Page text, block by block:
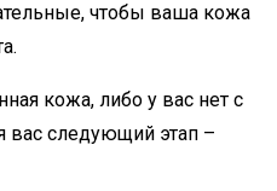
чтобы ваша кожа
кожа, либо у вас нет с
вас следующий этап –